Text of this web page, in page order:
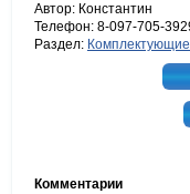
Автор: Константин
Телефон: 8-097-705-
Раздел:
Комментарии